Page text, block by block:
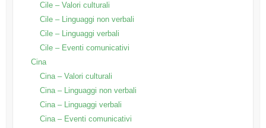
Cile – Valori culturali
Cile – Linguaggi non verbali
Cile – Linguaggi verbali
Cile – Eventi comunicativi
Cina
Cina – Valori culturali
Cina – Linguaggi non verbali
Cina – Linguaggi verbali
Cina – Eventi comunicativi